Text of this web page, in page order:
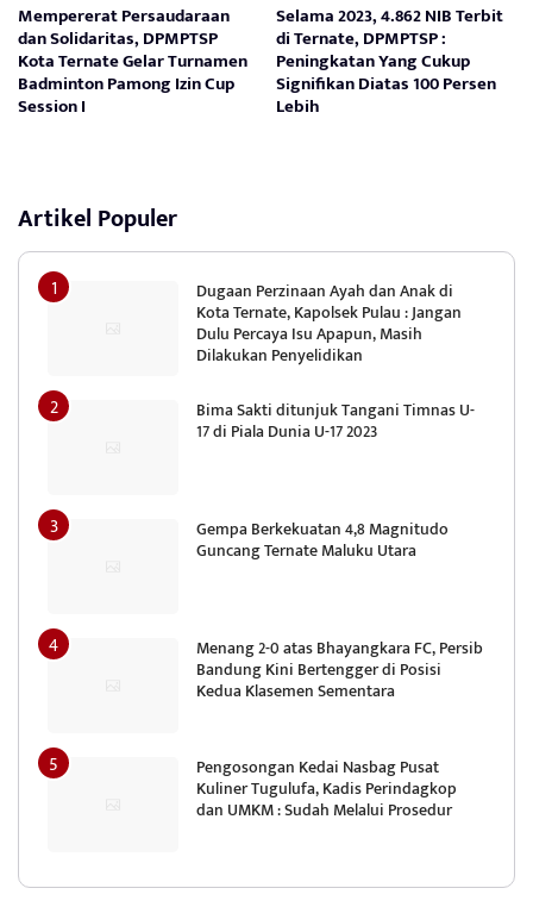
Mempererat Persaudaraan
dan Solidaritas, DPMPTSP
Kota Ternate Gelar Turnamen
Badminton Pamong Izin Cup
Session I
Selama 2023, 4.862 NIB Terbit
di Ternate, DPMPTSP :
Peningkatan Yang Cukup
Signifikan Diatas 100 Persen
Lebih
Artikel Populer
Dugaan Perzinaan Ayah dan Anak di
Kota Ternate, Kapolsek Pulau : Jangan
Dulu Percaya Isu Apapun, Masih
Dilakukan Penyelidikan
Bima Sakti ditunjuk Tangani Timnas U-
17 di Piala Dunia U-17 2023
Gempa Berkekuatan 4,8 Magnitudo
Guncang Ternate Maluku Utara
Menang 2-0 atas Bhayangkara FC, Persib
Bandung Kini Bertengger di Posisi
Kedua Klasemen Sementara
Pengosongan Kedai Nasbag Pusat
Kuliner Tugulufa, Kadis Perindagkop
dan UMKM : Sudah Melalui Prosedur